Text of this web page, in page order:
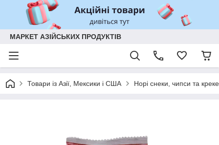
МАРКЕТ АЗІЙСЬКИХ ПРОДУКТІВ
Товари із Азії, Мексики і США Норі снеки, чипси та